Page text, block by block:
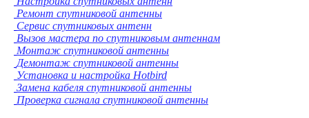
Ремонт спутниковой антенны
Сервис спутниковых антенн
Вызов мастера по спутниковым антеннам
Монтаж спутниковой антенны
Демонтаж спутниковой антенны
Установка и настройка Hotbird
Замена кабеля спутниковой антенны
Проверка сигнала спутниковой антенны